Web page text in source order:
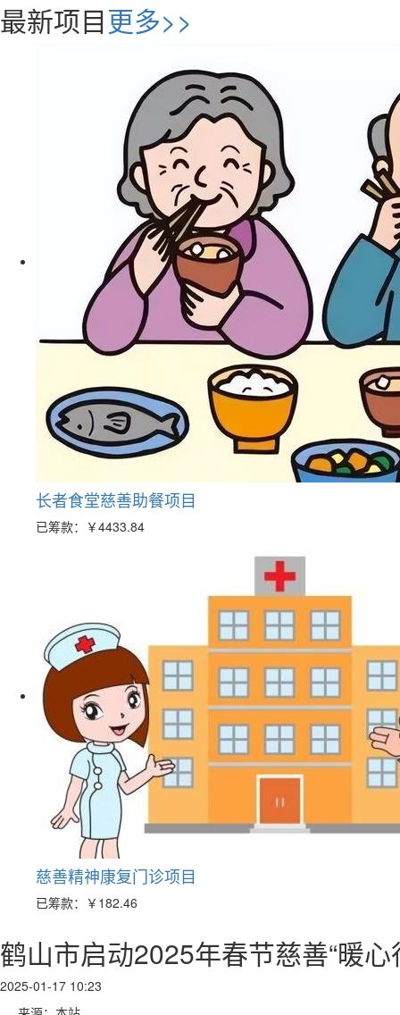
最新项目更多>>
长者食堂慈善助餐项目
已筹款： ￥4433.84
慈善精神康复门诊项目
已筹款： ￥182.46
鹤山市启动2025年春节慈善“暖心
2025-01-17 10:23